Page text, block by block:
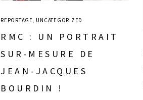
REPORTAGE, UNCATEGORIZED
RMC : UN PORTRAIT
SUR-MESURE DE
JEAN-JACQUES
BOURDIN !